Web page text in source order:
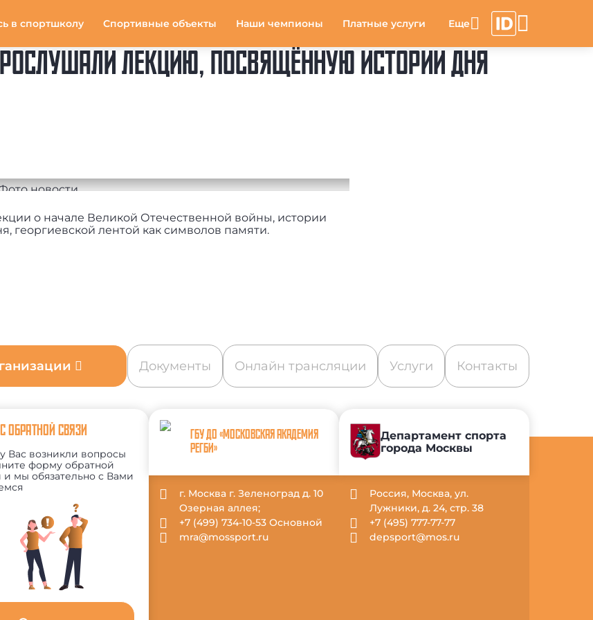
в спортшколу Спортивные объекты Наши чемпионы Платные услуги
ЛЕКЦИЮ, ПОСВЯЩЁННУЮ ИСТОРИИ ДНЯ
о начале Великой Отечественной войны, истории
георгиевской лентой как символов памяти.
Документы Онлайн трансляции Услуги Контакты
ОБРАТНОЙ СВЯЗИ
Вас возникли вопросы
форму обратной
и мы обязательно с Вами
ГБУ ДО «МОСКОВСКАЯ АКАДЕМИЯ
РЕГБИ»
г. Москва г. Зеленоград д. 10
Озерная аллея;
+7 (499) 734-10-53 Основной
mra@mossport.ru
Департамент спорта
города Москвы
Россия, Москва, ул.
Лужники, д. 24, стр. 38
+7 (495) 777-77-77
depsport@mos.ru